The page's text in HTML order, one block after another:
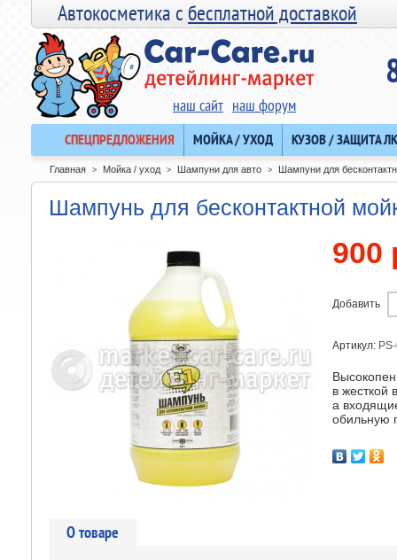
Автокосметика сбесплатной доставкой
наш сайт наш форум
СПЕЦПРЕДЛОЖЕНИЯ МОЙКА / УХОД КУЗОВ / ЗАЩИТА
Главная > Мойка / уход > Шампуни для авто > Шампуни для
Шампунь для бесконтактной
900
Добавить
Артикул:
в
а
обильную
О товаре